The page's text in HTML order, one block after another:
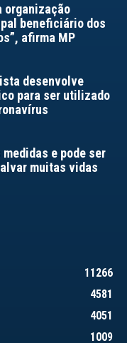
organização
beneficiário dos
afirma MP
desenvolve
para ser utilizado
e pode ser
muitas vidas
11266
4581
4051
1009